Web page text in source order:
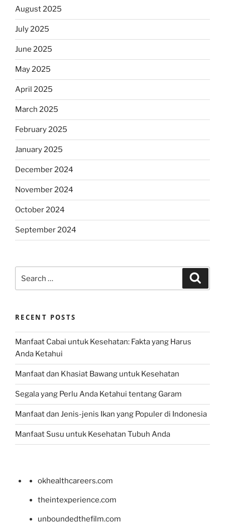
August 2025
July 2025
June 2025
May 2025
April 2025
March 2025
February 2025
January 2025
December 2024
November 2024
October 2024
September 2024
for:
RECENT POSTS
Manfaat Cabai untuk Kesehatan: Fakta yang Harus
Anda Ketahui
Manfaat dan Khasiat Bawang untuk Kesehatan
Segala yang Perlu Anda Ketahui tentang Garam
Manfaat dan Jenis-jenis Ikan yang Populer di Indonesia
Manfaat Susu untuk Kesehatan Tubuh Anda
okhealthcareers.com
theintexperience.com
unboundedthefilm.com